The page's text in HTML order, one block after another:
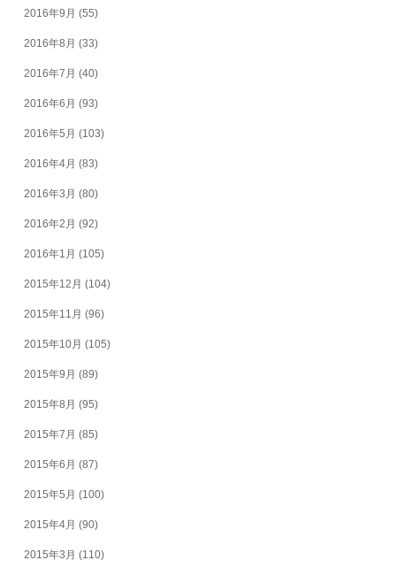
2016年9月 (55)
2016年8月 (33)
2016年7月 (40)
2016年6月 (93)
2016年5月 (103)
2016年4月 (83)
2016年3月 (80)
2016年2月 (92)
2016年1月 (105)
2015年12月 (104)
2015年11月 (96)
2015年10月 (105)
2015年9月 (89)
2015年8月 (95)
2015年7月 (85)
2015年6月 (87)
2015年5月 (100)
2015年4月 (90)
2015年3月 (110)